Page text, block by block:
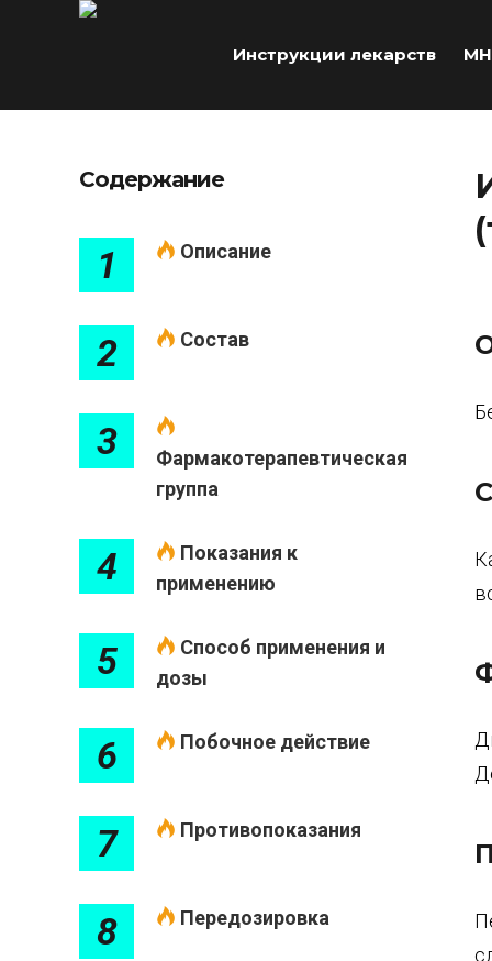
Инструкции лекарств
Содержание
1 Описание
2 Состав
3
Фармакотерапевтическая
группа
4
Показания к
применению
5
Способ применения и
дозы
6 Побочное действие
7 Противопоказания
8 Передозировка